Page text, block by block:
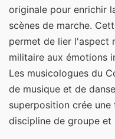
originale pour enrichir
scènes de marche.
permet de lier l'aspect
militaire aux émotions
Les musicologues du
de musique et de
superposition crée
discipline de groupe et